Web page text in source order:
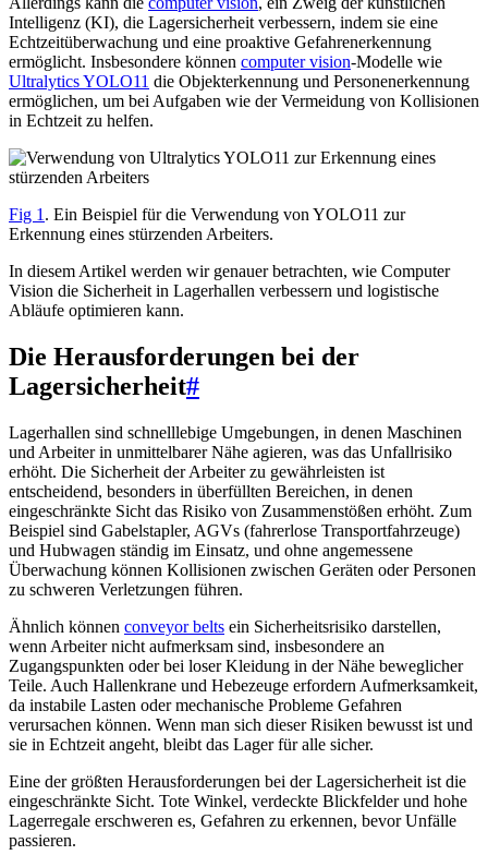
Intelligenz (KI), die Lagersicherheit verbessern, indem sie eine
Echtzeitüberwachung und eine proaktive Gefahrenerkennung
ermöglicht. Insbesondere können computer vision-Modelle wie
Ultralytics YOLO11 die Objekterkennung und Personenerkennung
ermöglichen, um bei Aufgaben wie der Vermeidung von Kollisionen
in Echtzeit zu helfen.
Fig 1 . Ein Beispiel für die Verwendung von YOLO11 zur
Erkennung eines stürzenden Arbeiters.
In diesem Artikel werden wir genauer betrachten, wie Computer
Vision die Sicherheit in Lagerhallen verbessern und logistische
Abläufe optimieren kann.
Die Herausforderungen bei der
Lagersicherheit#
Lagerhallen sind schnelllebige Umgebungen, in denen Maschinen
und Arbeiter in unmittelbarer Nähe agieren, was das Unfallrisiko
erhöht. Die Sicherheit der Arbeiter zu gewährleisten ist
entscheidend, besonders in überfüllten Bereichen, in denen
eingeschränkte Sicht das Risiko von Zusammenstößen erhöht. Zum
Beispiel sind Gabelstapler, AGVs (fahrerlose Transportfahrzeuge)
und Hubwagen ständig im Einsatz, und ohne angemessene
Überwachung können Kollisionen zwischen Geräten oder Personen
zu schweren Verletzungen führen.
Ähnlich können conveyor belts ein Sicherheitsrisiko darstellen,
wenn Arbeiter nicht aufmerksam sind, insbesondere an
Zugangspunkten oder bei loser Kleidung in der Nähe beweglicher
Teile. Auch Hallenkrane und Hebezeuge erfordern Aufmerksamkeit,
da instabile Lasten oder mechanische Probleme Gefahren
verursachen können. Wenn man sich dieser Risiken bewusst ist und
sie in Echtzeit angeht, bleibt das Lager für alle sicher.
Eine der größten Herausforderungen bei der Lagersicherheit ist die
eingeschränkte Sicht. Tote Winkel, verdeckte Blickfelder und hohe
Lagerregale erschweren es, Gefahren zu erkennen, bevor Unfälle
passieren.